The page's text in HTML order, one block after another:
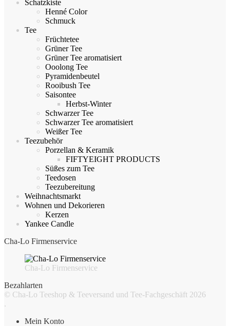
Schatzkiste
Henné Color
Schmuck
Tee
Früchtetee
Grüner Tee
Grüner Tee aromatisiert
Ooolong Tee
Pyramidenbeutel
Rooibush Tee
Saisontee
Herbst-Winter
Schwarzer Tee
Schwarzer Tee aromatisiert
Weißer Tee
Teezubehör
Porzellan & Keramik
FIFTYEIGHT PRODUCTS
Süßes zum Tee
Teedosen
Teezubereitung
Weihnachtsmarkt
Wohnen und Dekorieren
Kerzen
Yankee Candle
Cha-Lo Firmenservice
Cha-Lo Firmenservice
Bezahlarten
© Cha-Lo Teeshop & Teeversand und Tee-Fachgeschäft 2026
.
Mein Konto